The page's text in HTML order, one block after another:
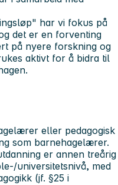
har vi fokus på
det er en forventing
på nyere forskning og
aktivt for å bidra til
eller pedagogisk
som barnehagelærer.
er annen treårig
universitetsnivå, med
(jf. §25 i